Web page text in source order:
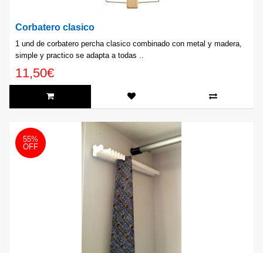
Corbatero clasico
1 und de corbatero percha clasico combinado con metal y madera,
simple y practico se adapta a todas ..
11,50€
55%
OFF